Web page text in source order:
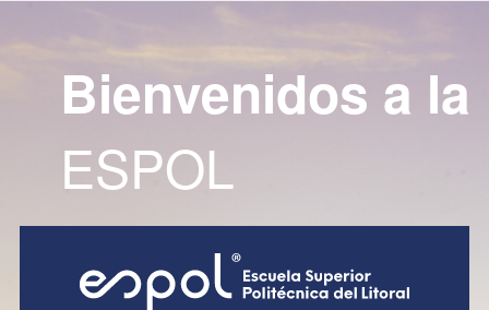
Bienvenidos a la
ESPOL